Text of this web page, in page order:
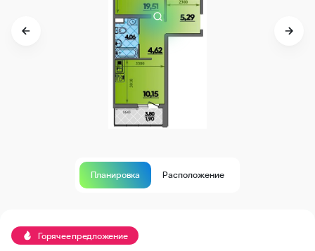
Планировка Расположение
Горячее предложение